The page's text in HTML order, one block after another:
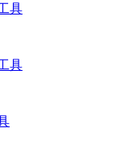
具
具